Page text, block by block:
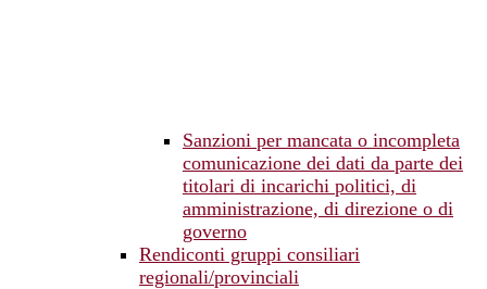
Sanzioni per mancata o incompleta
comunicazione dei dati da parte dei
titolari di incarichi politici, di
amministrazione, di direzione o di
governo
Rendiconti gruppi consiliari
regionali/provinciali